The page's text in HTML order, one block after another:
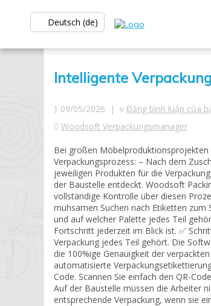
Intelligente
09/05/2026 | Đăng bình luận của
Woodsoft Verpackungsmanager
Bei großen
Verpackungsprozess: – Nach dem
jeweiligen Produkten für die
der Baustelle entdeckt. Woodsoft
vollständige Kontrolle über diesen
mühsamen Suchen nach Etiketten
und auf welcher Palette jedes Teil
Fortschritt jederzeit im Blick ist. ✅
Verpackung jedes Teil gehört. Die
die 100%ige Genauigkeit der
automatisierte
Code. Scannen Sie einfach den QR-
Auf der Baustelle müssen die Arbeiter
entsprechende Verpackung, wenn sie
Deutsch (de)